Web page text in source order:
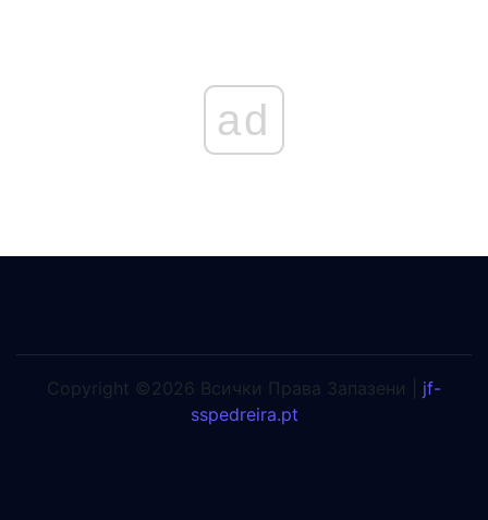
ad
Copyright ©2026 Всички Права Запазени | jf-
sspedreira.pt